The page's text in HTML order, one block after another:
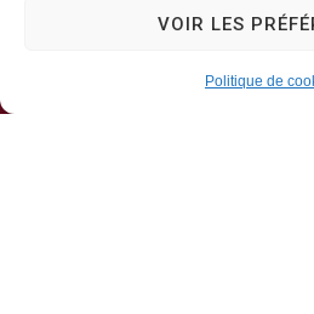
VOIR LES
Politique de
04 77 94